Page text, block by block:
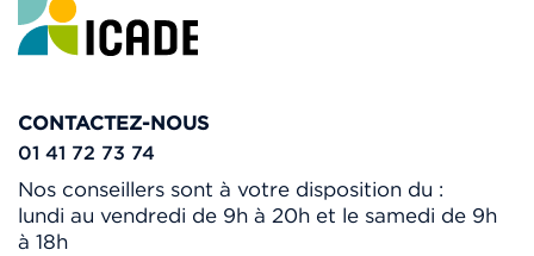
CONTACTEZ-NOUS
01 41 72 73 74
Nos conseillers sont à votre disposition du :
lundi au vendredi de 9h à 20h et le samedi de 9h
à 18h